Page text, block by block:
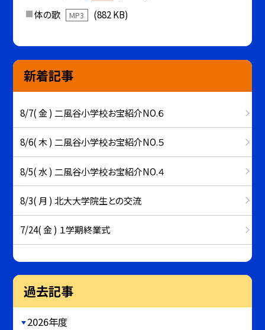
体の歌
MP3 (882 KB)
新着記事
8/7( 金 ) 二風谷小学校お宝紹介NO.６
8/6( 木 ) 二風谷小学校お宝紹介NO.５
8/5( 水 ) 二風谷小学校お宝紹介NO.４
8/3( 月 ) 北大大学院生との交流
7/24( 金 ) １学期終業式
過去記事
2026年度